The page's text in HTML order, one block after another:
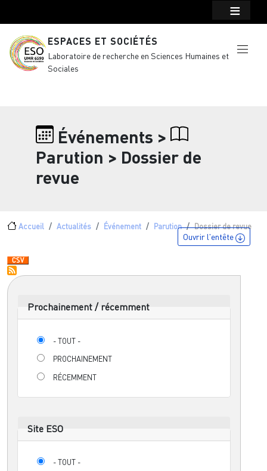
ESPACES ET SOCIÉTÉS
Laboratoire de recherche en Sciences Humaines et
Sociales
Événements >
Parution > Dossier de
revue
Fil d'Ariane
Accueil Actualités Événement Parution Dossier de revue
Prochainement / récemment
- TOUT -
PROCHAINEMENT
RÉCEMMENT
Site ESO
- TOUT -
Ouvrir l'entête